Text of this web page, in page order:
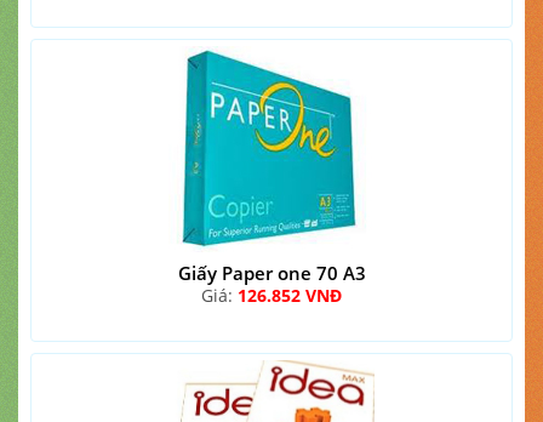
Giấy Paper one 70 A3
Giá: 126.852 VNĐ